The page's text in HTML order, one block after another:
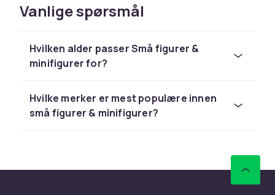
priser.
alder og interesser. Hos CDON handler du trygt
med rask levering og enkel retur.
Hos CDON finner du figurer & miniatyrer fra
LEGO, Barbie og Schleich til
Vanlige spørsmål
Hvilken alder passer Små figurer &
minifigurer for?
Hvilke merker er mest populære innen
små figurer & minifigurer?